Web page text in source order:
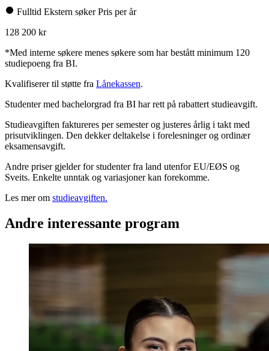
Fulltid Ekstern søkerPris per år
128 200 kr
*Med interne søkere menes søkere som har bestått minimum 120
studiepoeng fra BI.
Kvalifiserer til støtte fra Lånekassen.
Studenter med bachelorgrad fra BI har rett på rabattert studieavgift.
Studieavgiften faktureres per semester og justeres årlig i takt med
prisutviklingen. Den dekker deltakelse i forelesninger og ordinær
eksamensavgift.
Andre priser gjelder for studenter fra land utenfor EU/EØS og
Sveits. Enkelte unntak og variasjoner kan forekomme.
Les mer om studieavgiften.
Andre interessante program